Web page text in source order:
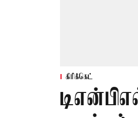
கிரிக்கெட்